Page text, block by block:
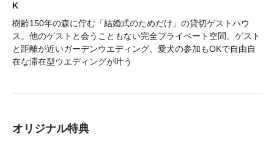
K
樹齢150年の森に佇む「結婚式のためだけ」の貸切ゲストハウ
ス。他のゲストと会うこともない完全プライベート空間。ゲスト
と距離が近いガーデンウエディング、愛犬の参加もOKで自由自
在な滞在型ウエディングが叶う
オリジナル特典